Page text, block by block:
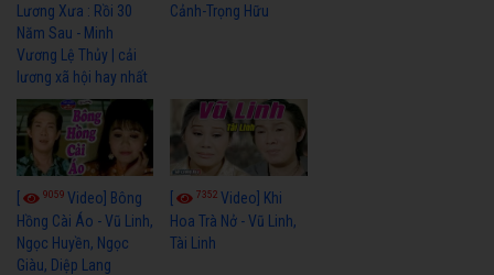
Lương Xưa : Rồi 30
Năm Sau - Minh
Vương Lệ Thủy | cải
lương xã hội hay nhất
Cảnh-Trọng Hữu
9059 Video] Bông
Hồng Cài Áo - Vũ Linh,
Ngọc Huyền, Ngọc
Giàu, Diệp Lang
7352Video] Khi
Hoa Trà Nở - Vũ Linh,
Tài Linh